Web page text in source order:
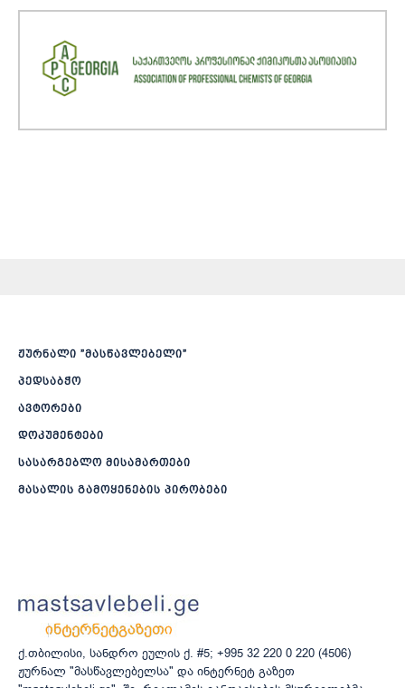
ჟურნალი ”მასწავლებელი”
პედსაბჭო
ავტორები
დოკუმენტები
სასარგებლო მისამართები
მასალის გამოყენების პირობები
ქ.თბილისი, სანდრო ეულის ქ. #5; +995 32 220 0 220 (4506)
ჟურნალ "მასწავლებელსა" და ინტერნეტ გაზეთ